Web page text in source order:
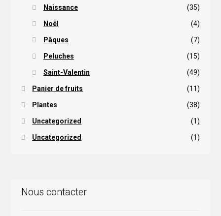
Naissance (35)
Noël (4)
Pâques (7)
Peluches (15)
Saint-Valentin (49)
Panier de fruits (11)
Plantes (38)
Uncategorized (1)
Uncategorized (1)
Nous contacter